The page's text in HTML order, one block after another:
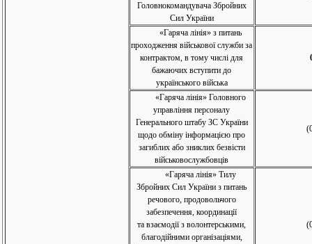
Головнокомандувача Збройних
Сил України
«Гаряча лінія» з питань
проходження військової служби за
контрактом, в тому числі для
бажаючих вступити до
українського війська
«Гаряча лінія» Головного
управління персоналу
Генерального штабу ЗС України
щодо обміну інформацією про
загиблих або зниклих безвісти
військовослужбовців
«Гаряча лінія» Тилу
Збройних Сил України з питань
речового, продовольчого
забезпечення, координації
та взаємодії з волонтерськими,
благодійними організаціями,